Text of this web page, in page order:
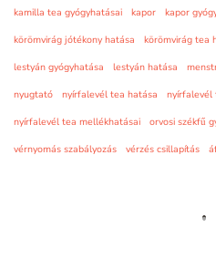
kamilla tea gyógyhatásai
kapor kapor
körömvirág jótékony hatása
körömvirág tea
lestyán gyógyhatása
lestyán hatása
nyugtató
nyírfalevél tea hatása
nyírfalevél
nyírfalevél tea mellékhatásai
orvosi székfű
vérnyomás szabályozás
vérzés csillapítás